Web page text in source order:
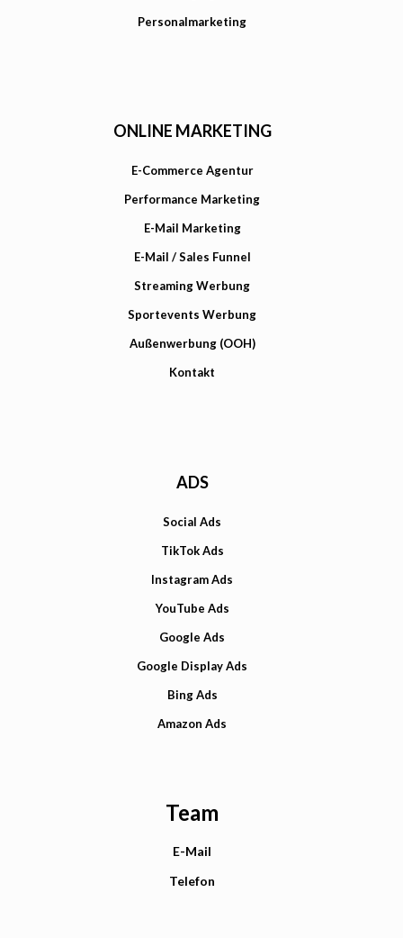
Personalmarketing
ONLINE MARKETING
E-Commerce Agentur
Performance Marketing
E-Mail Marketing
E-Mail / Sales Funnel
Streaming Werbung
Sportevents Werbung
Außenwerbung (OOH)
Kontakt
ADS
Social Ads
TikTok Ads
Instagram Ads
YouTube Ads
Google Ads
Google Display Ads
Bing Ads
Amazon Ads
Team
E-Mail
Telefon